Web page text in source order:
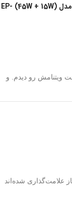
شارژر فندکی خودرو 45 وات سامسونگ مدل (45W + 15W) EP-
رو دیدم. و
علامت‌گذاری شده‌اند